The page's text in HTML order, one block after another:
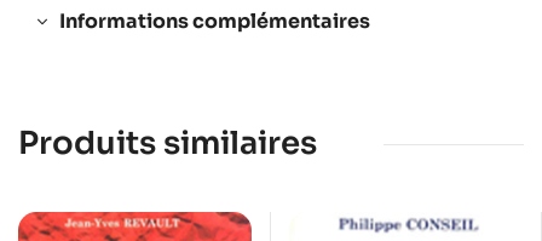
Informations complémentaires
Produits similaires